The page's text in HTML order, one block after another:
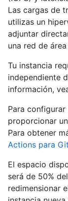
Las cargas de
utilizas un
adjuntar
una red de
Tu instancia
independiente
información,
Para
proporcionar
Para obtener
Actions para
El espacio
será de 50%
redimensionar